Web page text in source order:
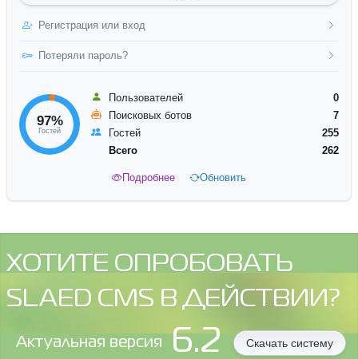
Регистрация или вход
Потеряли пароль?
97%
Гостей
Пользователей
0
Поисковых ботов
7
Гостей
255
Всего
262
Подробнее Обновить
ХОТИТЕ ОПРОБОВАТЬ
SLAED CMS В ДЕЙСТВИИ?
Aктуальная версия 6.2 Скачать систему